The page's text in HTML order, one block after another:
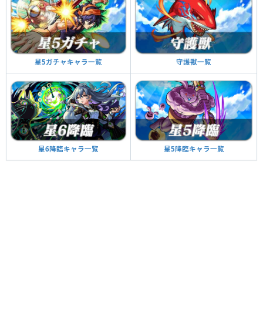
星5ガチャキャラ一覧 守護獣一覧
星6降臨キャラ一覧 星5降臨キャラ一覧